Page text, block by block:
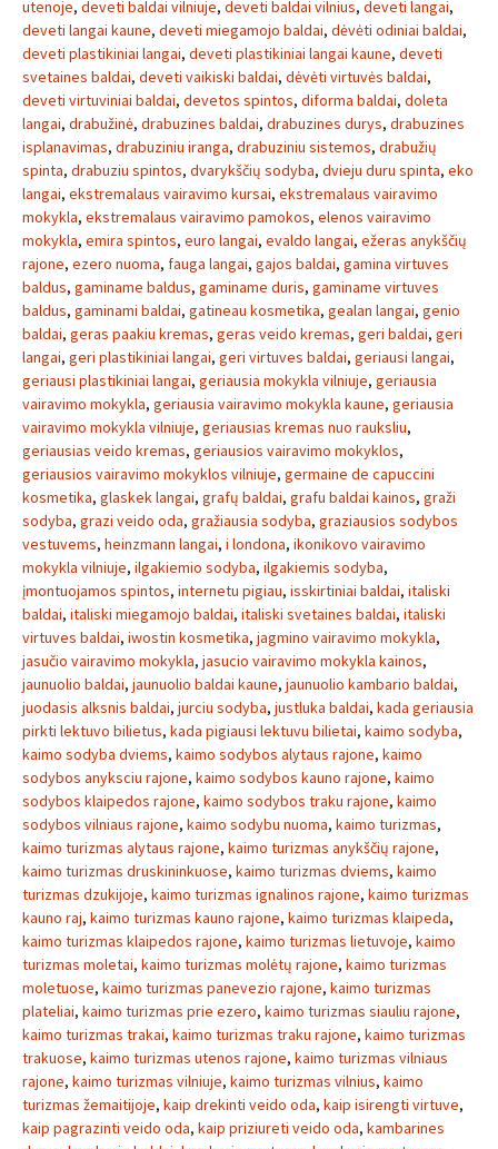
utenoje, deveti baldai vilniuje, deveti baldai vilnius, deveti langai,
deveti langai kaune, deveti miegamojo baldai, dėvėti odiniai baldai,
deveti plastikiniai langai, deveti plastikiniai langai kaune, deveti
svetaines baldai, deveti vaikiski baldai, dėvėti virtuvės baldai,
deveti virtuviniai baldai, devetos spintos, diforma baldai, doleta
langai, drabužinė, drabuzines baldai, drabuzines durys, drabuzines
isplanavimas, drabuziniu iranga, drabuziniu sistemos, drabužių
spinta, drabuziu spintos, dvarykščių sodyba, dvieju duru spinta, eko
langai, ekstremalaus vairavimo kursai, ekstremalaus vairavimo
mokykla, ekstremalaus vairavimo pamokos, elenos vairavimo
mokykla, emira spintos, euro langai, evaldo langai, ežeras anykščių
rajone, ezero nuoma, fauga langai, gajos baldai, gamina virtuves
baldus, gaminame baldus, gaminame duris, gaminame virtuves
baldus, gaminami baldai, gatineau kosmetika, gealan langai, genio
baldai, geras paakiu kremas, geras veido kremas, geri baldai, geri
langai, geri plastikiniai langai, geri virtuves baldai, geriausi langai,
geriausi plastikiniai langai, geriausia mokykla vilniuje, geriausia
vairavimo mokykla, geriausia vairavimo mokykla kaune, geriausia
vairavimo mokykla vilniuje, geriausias kremas nuo rauksliu,
geriausias veido kremas, geriausios vairavimo mokyklos,
geriausios vairavimo mokyklos vilniuje, germaine de capuccini
kosmetika, glaskek langai, grafų baldai, grafu baldai kainos, graži
sodyba, grazi veido oda, gražiausia sodyba, graziausios sodybos
vestuvems, heinzmann langai, i londona, ikonikovo vairavimo
mokykla vilniuje, ilgakiemio sodyba, ilgakiemis sodyba,
įmontuojamos spintos, internetu pigiau, isskirtiniai baldai, italiski
baldai, italiski miegamojo baldai, italiski svetaines baldai, italiski
virtuves baldai, iwostin kosmetika, jagmino vairavimo mokykla,
jasučio vairavimo mokykla, jasucio vairavimo mokykla kainos,
jaunuolio baldai, jaunuolio baldai kaune, jaunuolio kambario baldai,
juodasis alksnis baldai, jurciu sodyba, justluka baldai, kada geriausia
pirkti lektuvo bilietus, kada pigiausi lektuvu bilietai, kaimo sodyba,
kaimo sodyba dviems, kaimo sodybos alytaus rajone, kaimo
sodybos anyksciu rajone, kaimo sodybos kauno rajone, kaimo
sodybos klaipedos rajone, kaimo sodybos traku rajone, kaimo
sodybos vilniaus rajone, kaimo sodybu nuoma, kaimo turizmas,
kaimo turizmas alytaus rajone, kaimo turizmas anykščių rajone,
kaimo turizmas druskininkuose, kaimo turizmas dviems, kaimo
turizmas dzukijoje, kaimo turizmas ignalinos rajone, kaimo turizmas
kauno raj, kaimo turizmas kauno rajone, kaimo turizmas klaipeda,
kaimo turizmas klaipedos rajone, kaimo turizmas lietuvoje, kaimo
turizmas moletai, kaimo turizmas molėtų rajone, kaimo turizmas
moletuose, kaimo turizmas panevezio rajone, kaimo turizmas
plateliai, kaimo turizmas prie ezero, kaimo turizmas siauliu rajone,
kaimo turizmas trakai, kaimo turizmas traku rajone, kaimo turizmas
trakuose, kaimo turizmas utenos rajone, kaimo turizmas vilniaus
rajone, kaimo turizmas vilniuje, kaimo turizmas vilnius, kaimo
turizmas žemaitijoje, kaip drekinti veido oda, kaip isirengti virtuve,
kaip pagrazinti veido oda, kaip priziureti veido oda, kambarines